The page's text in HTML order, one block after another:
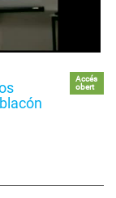
Accés
obert